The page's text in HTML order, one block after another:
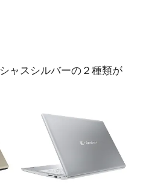
ャスシルバーの２種類が